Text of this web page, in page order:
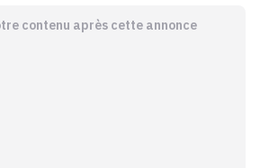
contenu après cette annonce